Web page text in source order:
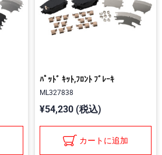
ﾊﾟｯﾄﾞ ｷｯﾄ,ﾌﾛﾝﾄ ﾌﾞﾚｰｷ
ML327838
¥54,230 (税込)
カートに追加